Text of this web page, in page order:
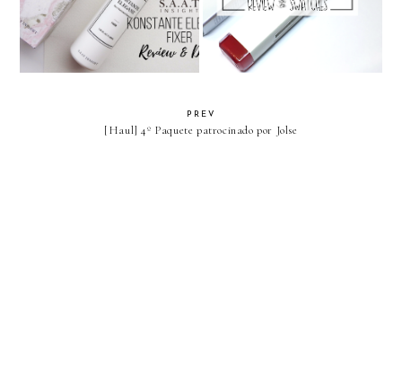
PREV
[Haul] 4º Paquete patrocinado por Jolse